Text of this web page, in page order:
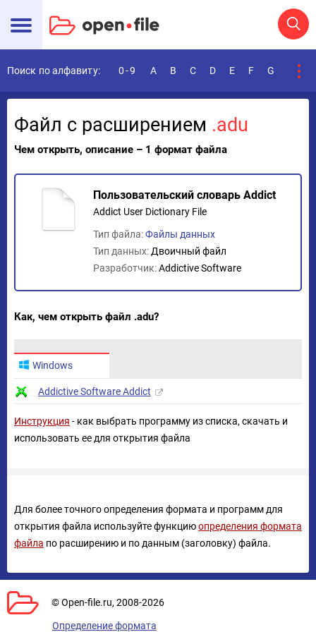
Поиск по алфавиту: 0-9 A B C D E F G
Файл с расширением .adu
Чем открыть, описание – 1 формат файла
Пользовательский словарь Addict
Addict User Dictionary File
Тип файла:Файлы данных
Тип данных: Двоичный файл
Разработчик:Addictive Software
Как, чем открыть файл .adu?
Windows
Addictive Software Addict
Инструкция - как выбрать программу из списка, скачать и
использовать ее для открытия файла
Для более точного определения формата и программ для
открытия файла используйте функциюопределения формата
файла по расширению и по данным (заголовку) файла.
© Open-file.ru, 2008-2026
Определение формата